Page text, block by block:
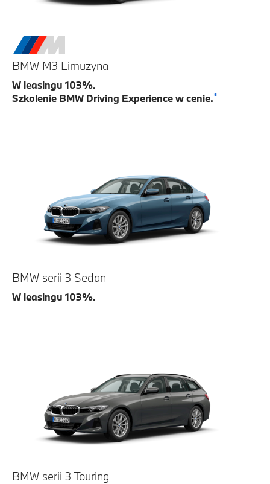
BMW M3 Limuzyna
W leasingu 103%.
Szkolenie BMW Driving Experience w cenie.*
BMW serii 3 Sedan
W leasingu 103%.
BMW serii 3 Touring